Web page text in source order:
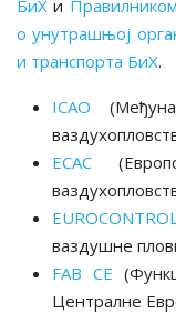
БиХ и
о унутрашњој
и транспорта БиХ.
ICAO
ECAC
EUROCONTROL
ваздушне
FAB CE
Централне